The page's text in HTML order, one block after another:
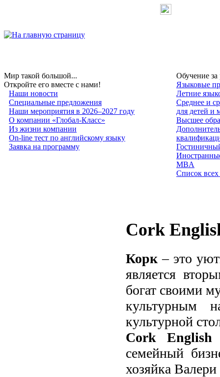
Мир такой большой...
Откройте его вместе с нами!
Наши новости
Специальные предложения
Наши мероприятия в 2026–2027 году
О компании «Глобал-Класс»
Из жизни компании
On-line тест по английскому языку
Заявка на программу
Обучение
Языковые
Летние
Среднее и
для детей и
Высшее
MBA
Список
Cork
Корк – это
является
богат своими
культурным
культурной
Cork English
семейный
хозяйка